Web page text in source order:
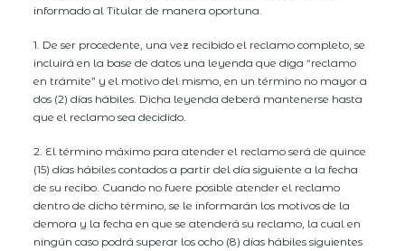
informado al Titular de manera oportuna.
1. De ser procedente, una vez recibido el reclamo completo, se
incluirá en la base de datos una leyenda que diga “reclamo
en trámite” y el motivo del mismo, en un término no mayor a
dos (2) días hábiles. Dicha leyenda deberá mantenerse hasta
que el reclamo sea decidido.
2. El término máximo para atender el reclamo será de quince
(15) días hábiles contados a partir del día siguiente a la fecha
de su recibo. Cuando no fuere posible atender el reclamo
dentro de dicho término, se le informarán los motivos de la
demora y la fecha en que se atenderá su reclamo, la cual en
ningún caso podrá superar los ocho (8) días hábiles siguientes